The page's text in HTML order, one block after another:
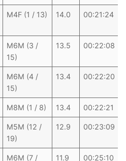
M4F (1 / 13) 14.0 00:21:24
M6M (3 /
15)
13.5 00:22:08
M6M (4 /
15)
13.4 00:22:20
M8M (1 / 8) 13.4 00:22:21
M5M (12 /
19)
12.9 00:23:09
M6M (7 /
11.9 00:25:10